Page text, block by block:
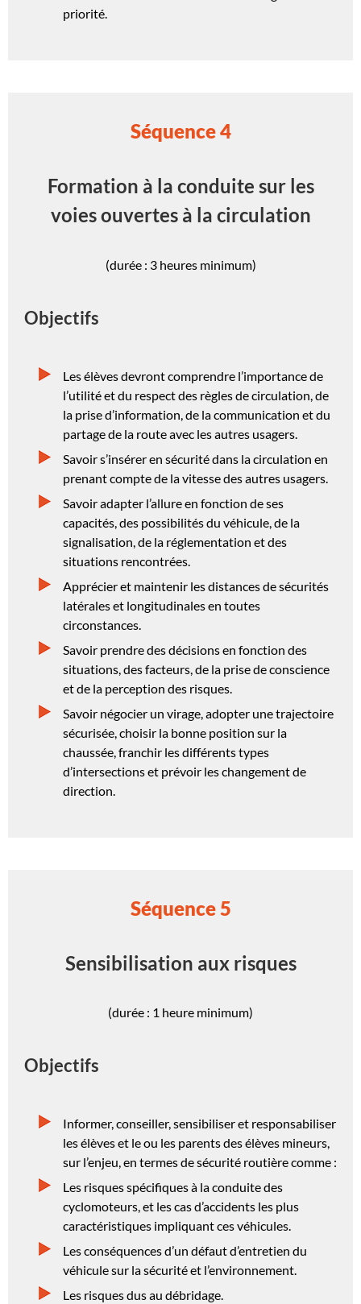
priorité.
Séquence 4
Formation à la conduite sur les
voies ouvertes à la circulation
(durée : 3 heures minimum)
Objectifs
Les élèves devront comprendre l’importance de
l’utilité et du respect des règles de circulation, de
la prise d’information, de la communication et du
partage de la route avec les autres usagers.
Savoir s’insérer en sécurité dans la circulation en
prenant compte de la vitesse des autres usagers.
Savoir adapter l’allure en fonction de ses
capacités, des possibilités du véhicule, de la
signalisation, de la réglementation et des
situations rencontrées.
Apprécier et maintenir les distances de sécurités
latérales et longitudinales en toutes
circonstances.
Savoir prendre des décisions en fonction des
situations, des facteurs, de la prise de conscience
et de la perception des risques.
Savoir négocier un virage, adopter une trajectoire
sécurisée, choisir la bonne position sur la
chaussée, franchir les différents types
d’intersections et prévoir les changement de
direction.
Séquence 5
Sensibilisation aux risques
(durée : 1 heure minimum)
Objectifs
Informer, conseiller, sensibiliser et responsabiliser
les élèves et le ou les parents des élèves mineurs,
sur l’enjeu, en termes de sécurité routière comme :
Les risques spécifiques à la conduite des
cyclomoteurs, et les cas d’accidents les plus
caractéristiques impliquant ces véhicules.
Les conséquences d’un défaut d’entretien du
véhicule sur la sécurité et l’environnement.
Les risques dus au débridage.